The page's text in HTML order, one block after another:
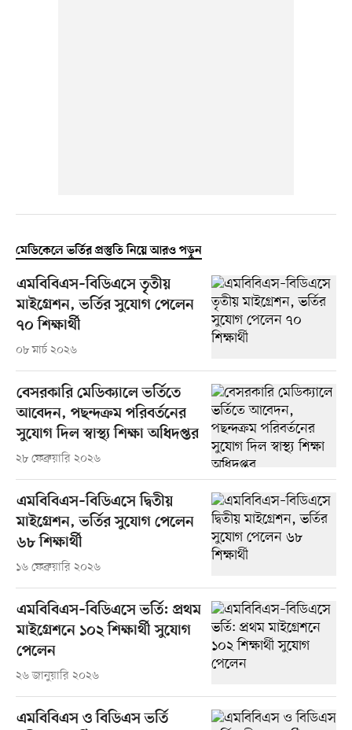
মেডিকেলে ভর্তির প্রস্তুতি নিয়ে আরও পড়ুন
এমবিবিএস–বিডিএসে তৃতীয়
মাইগ্রেশন, ভর্তির সুযোগ পেলেন
৭০ শিক্ষার্থী
০৮ মার্চ ২০২৬
বেসরকারি মেডিক্যালে ভর্তিতে
আবেদন, পছন্দক্রম পরিবর্তনের
সুযোগ দিল স্বাস্থ্য শিক্ষা অধিদপ্তর
২৮ ফেব্রুয়ারি ২০২৬
এমবিবিএস–বিডিএসে দ্বিতীয়
মাইগ্রেশন, ভর্তির সুযোগ পেলেন
৬৮ শিক্ষার্থী
১৬ ফেব্রুয়ারি ২০২৬
এমবিবিএস–বিডিএসে ভর্তি: প্রথম
মাইগ্রেশনে ১০২ শিক্ষার্থী সুযোগ
পেলেন
২৬ জানুয়ারি ২০২৬
এমবিবিএস ও বিডিএস ভর্তি